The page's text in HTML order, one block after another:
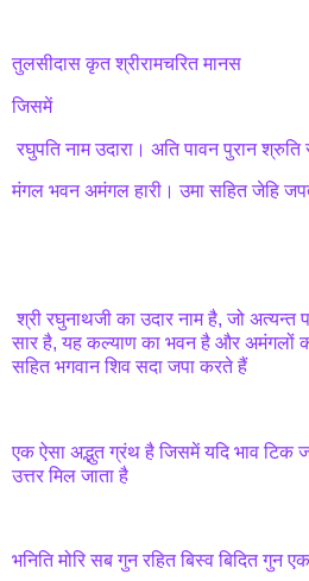
तुलसीदास कृत श्रीरामचरित मानस
जिसमें
रघुपति नाम उदारा। अति पावन पुरान श्रुति
मंगल भवन अमंगल हारी। उमा सहित जेहि
श्री रघुनाथजी का उदार नाम है, जो अत्यन्त
सार है, यह कल्याण का भवन है और अमंगलों को
सहित भगवान शिव सदा जपा करते हैं
एक ऐसा अद्भुत ग्रंथ है जिसमें यदि भाव टिक
उत्तर मिल जाता है
भनिति मोरि सब गुन रहित बिस्व बिदित गुन